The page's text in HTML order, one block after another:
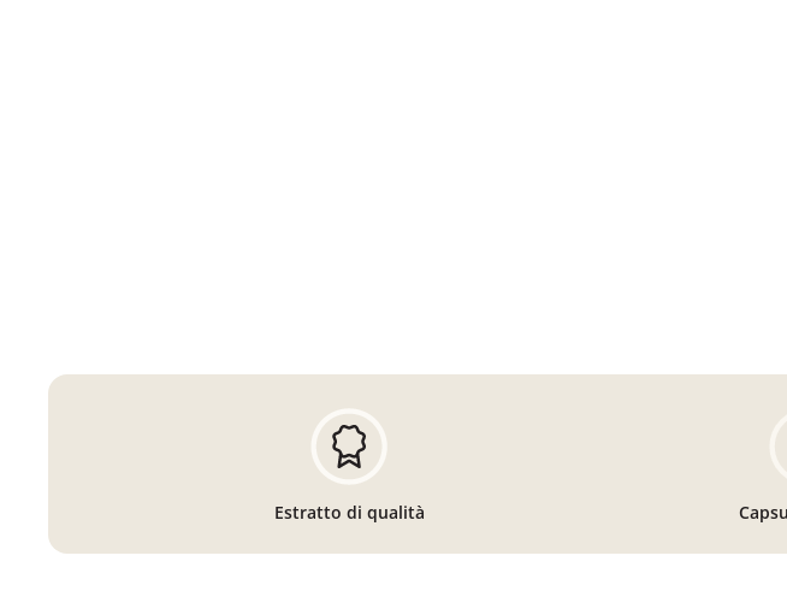
Estratto di qualità